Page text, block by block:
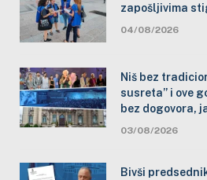
zapošljivima
04/08/2026
Niš bez
susreta” i ove
bez dogovora,
03/08/2026
Bivši